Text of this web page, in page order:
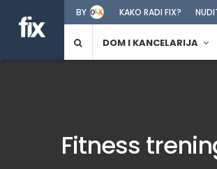
BY KAKO RADI FIX?
DOM I KANCELARIJA
Fitness